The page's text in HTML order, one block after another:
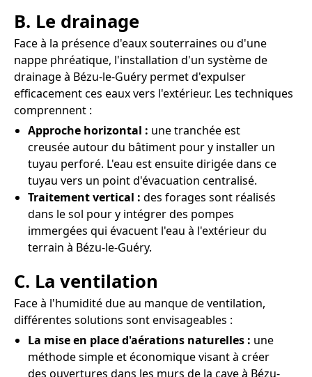
B. Le drainage
Face à la présence d'eaux souterraines ou d'une
nappe phréatique, l'installation d'un système de
drainage à Bézu-le-Guéry permet d'expulser
efficacement ces eaux vers l'extérieur. Les techniques
comprennent :
Approche horizontal : une tranchée est
creusée autour du bâtiment pour y installer un
tuyau perforé. L'eau est ensuite dirigée dans ce
tuyau vers un point d'évacuation centralisé.
Traitement vertical : des forages sont réalisés
dans le sol pour y intégrer des pompes
immergées qui évacuent l'eau à l'extérieur du
terrain à Bézu-le-Guéry.
C. La ventilation
Face à l'humidité due au manque de ventilation,
différentes solutions sont envisageables :
La mise en place d'aérations naturelles : une
méthode simple et économique visant à créer
des ouvertures dans les murs de la cave à Bézu-